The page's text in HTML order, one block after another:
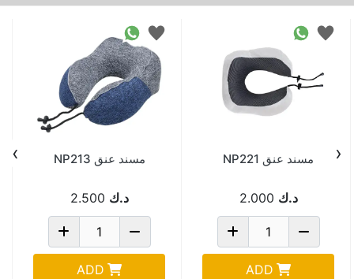
مسند عنق NP221
د.ك 2.000
ADD
مسند عنق NP213
د.ك 2.500
ADD
‹
›